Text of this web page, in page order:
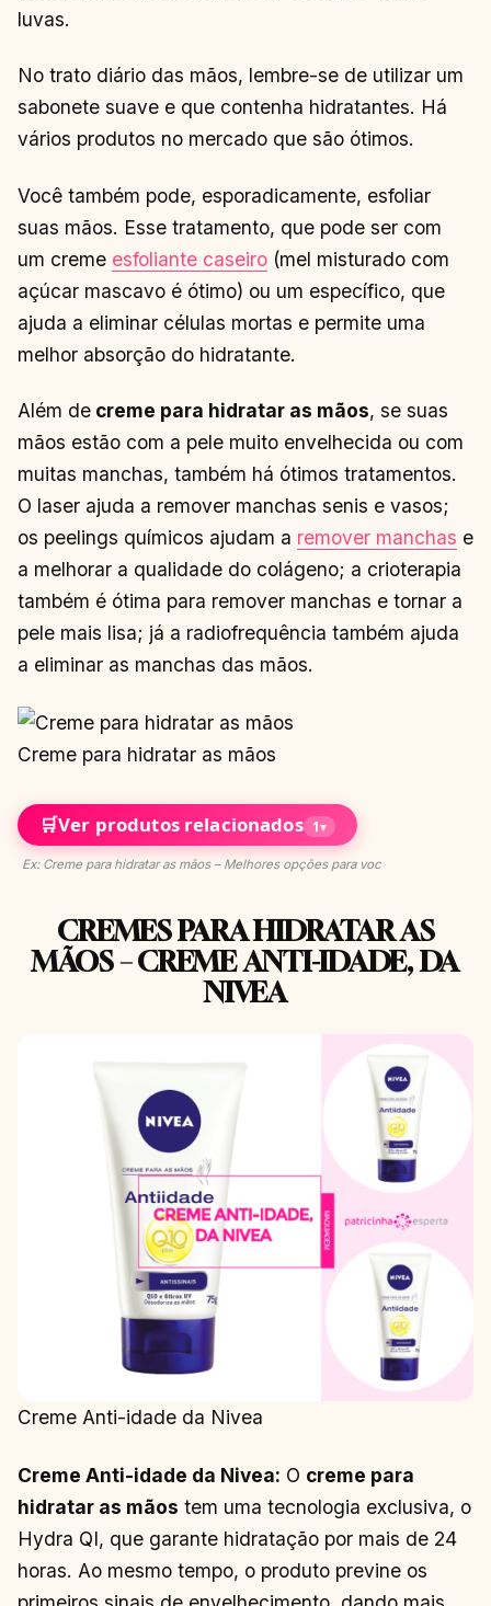
luvas.
No trato diário das mãos, lembre-se de utilizar um
sabonete suave e que contenha hidratantes. Há
vários produtos no mercado que são ótimos.
Você também pode, esporadicamente, esfoliar
suas mãos. Esse tratamento, que pode ser com
um creme esfoliante caseiro (mel misturado com
açúcar mascavo é ótimo) ou um específico, que
ajuda a eliminar células mortas e permite uma
melhor absorção do hidratante.
Além de creme para hidratar as mãos, se suas
mãos estão com a pele muito envelhecida ou com
muitas manchas, também há ótimos tratamentos.
O laser ajuda a remover manchas senis e vasos;
os peelings químicos ajudam a remover manchas e
a melhorar a qualidade do colágeno; a crioterapia
também é ótima para remover manchas e tornar a
pele mais lisa; já a radiofrequência também ajuda
a eliminar as manchas das mãos.
Creme para hidratar as mãos
🛒Ver produtos relacionados 1▾
Ex: Creme para hidratar as mãos – Melhores opções para voc
CREMES PARA HIDRATAR AS
MÃOS – CREME ANTI-IDADE, DA
NIVEA
Creme Anti-idade da Nivea
Creme Anti-idade da Nivea: O creme para
hidratar as mãos tem uma tecnologia exclusiva, o
Hydra QI, que garante hidratação por mais de 24
horas. Ao mesmo tempo, o produto previne os